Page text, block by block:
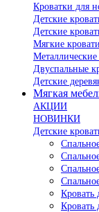
Кроватки для
Детские
Детские
Мягкие
Металлические
Двуспальные
Детские
Мягкая
АКЦИИ
НОВИНКИ
Детские
Кровать
Кровать